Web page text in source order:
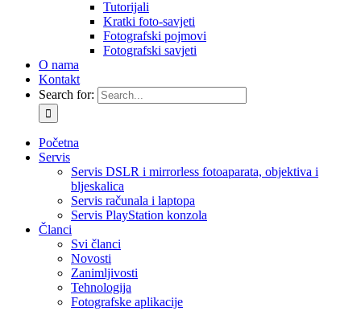
Tutorijali
Kratki foto-savjeti
Fotografski pojmovi
Fotografski savjeti
O nama
Kontakt
Search for:
Početna
Servis
Servis DSLR i mirrorless fotoaparata, objektiva i
bljeskalica
Servis računala i laptopa
Servis PlayStation konzola
Članci
Svi članci
Novosti
Zanimljivosti
Tehnologija
Fotografske aplikacije